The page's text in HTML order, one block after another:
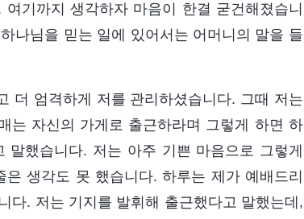
기까지 생각하자 마음이 한결 굳건해졌습니
나님을 믿는 일에 있어서는 어머니의 말을 들
더 엄격하게 저를 관리하셨습니다. 그때 저는
는 자신의 가게로 출근하라며 그렇게 하면 하
했습니다. 저는 아주 기쁜 마음으로 그렇게
생각도 못 했습니다. 하루는 제가 예배드리
다. 저는 기지를 발휘해 출근했다고 말했는데,